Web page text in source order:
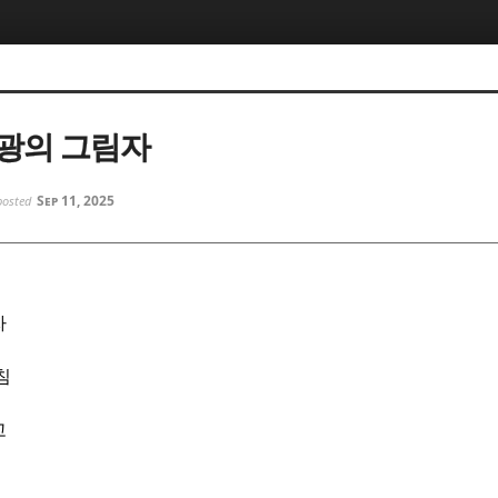
의 그림자
Sep 11, 2025
스케치북5
스케치북5